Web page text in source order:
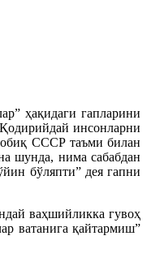
ҳақидаги гапларини
инсонларни
СССР таъми билан
шунда, нима сабабдан
бўляпти” дея гапни
ваҳшийликка гувоҳ
ватанига қайтармиш”